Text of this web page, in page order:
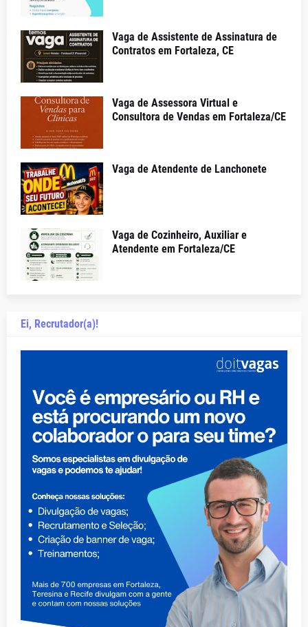
Vaga de Assistente de Assinatura de
Contratos em Fortaleza, CE
Vaga de Assessora Virtual e
Consultora de Vendas em Fortaleza/CE
Vaga de Atendente de Lanchonete
Vaga de Cozinheiro, Auxiliar e
Atendente em Fortaleza/CE
Ei, Recrutador(a)!